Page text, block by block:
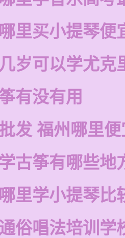
里买小提琴便
岁可以学尤克
有没有用
发 福州哪里
古筝有哪些地
里学小提琴比
俗唱法培训学